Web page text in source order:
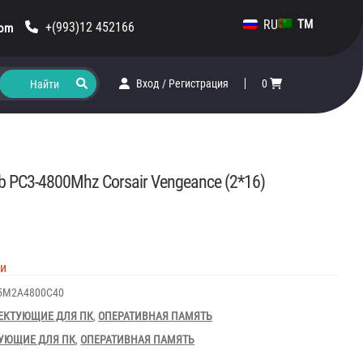
+(993)12 452166 RU TM
Вход / Регистрация 0
PC3-4800Mhz Corsair Vengeance (2*16)
ДЛЯ ПК, ОПЕРАТИВНАЯ ПАМЯТЬ
ДЛЯ ПК, ОПЕРАТИВНАЯ ПАМЯТЬ